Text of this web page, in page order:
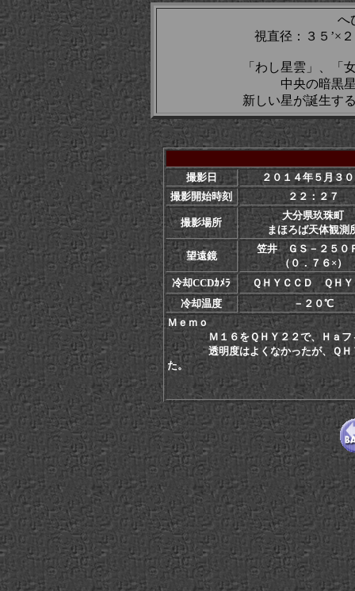
へ
視直径：３５’×
「わし星雲」、「
中央の暗黒
新しい星が誕生す
撮影日
２０１４年５月３
撮影開始時刻
２２：２７
撮影場所
大分県玖珠町
まほろば天体観測
望遠鏡
笠井 ＧＳ－２５０
（０．７６×）
冷却CCDｶﾒﾗ
ＱＨＹＣＣＤ ＱＨＹ
冷却温度
－２０℃
Ｍｅｍｏ
Ｍ１６をＱＨＹ２２で、Ｈａ
透明度はよくなかったが、ＱＨＴ
た。